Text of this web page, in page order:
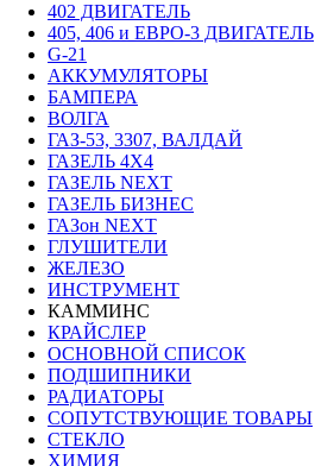
402 ДВИГАТЕЛЬ
405, 406 и ЕВРО-3 ДВИГАТЕЛЬ
G-21
АККУМУЛЯТОРЫ
БАМПЕРА
ВОЛГА
ГАЗ-53, 3307, ВАЛДАЙ
ГАЗЕЛЬ 4Х4
ГАЗЕЛЬ NEXT
ГАЗЕЛЬ БИЗНЕС
ГАЗон NEXT
ГЛУШИТЕЛИ
ЖЕЛЕЗО
ИНСТРУМЕНТ
КАММИНС
КРАЙСЛЕР
ОСНОВНОЙ СПИСОК
ПОДШИПНИКИ
РАДИАТОРЫ
СОПУТСТВУЮЩИЕ ТОВАРЫ
СТЕКЛО
ХИМИЯ